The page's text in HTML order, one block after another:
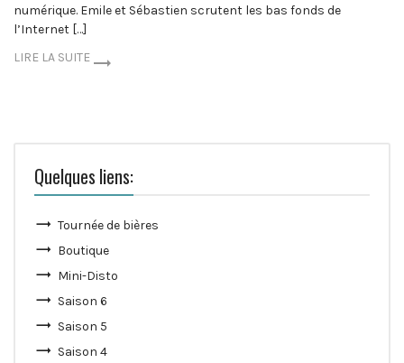
numérique. Emile et Sébastien scrutent les bas fonds de
l’Internet […]
LIRE LA SUITE
Quelques liens:
Tournée de bières
Boutique
Mini-Disto
Saison 6
Saison 5
Saison 4